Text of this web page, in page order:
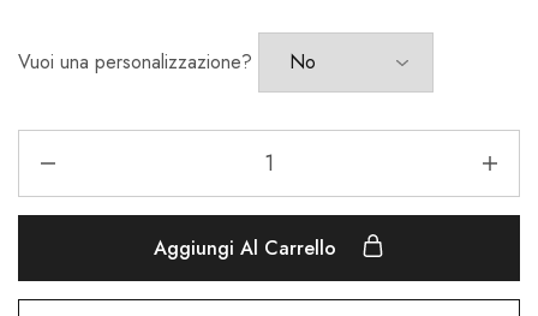
Vuoi una personalizzazione?
Aggiungi Al Carrello